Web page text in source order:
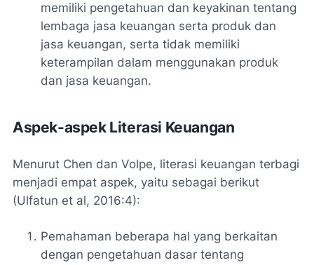
memiliki pengetahuan dan keyakinan tentang
lembaga jasa keuangan serta produk dan
jasa keuangan, serta tidak memiliki
keterampilan dalam menggunakan produk
dan jasa keuangan.
Aspek-aspek Literasi Keuangan
Menurut Chen dan Volpe, literasi keuangan terbagi
menjadi empat aspek, yaitu sebagai berikut
(Ulfatun et al, 2016:4):
Pemahaman beberapa hal yang berkaitan
dengan pengetahuan dasar tentang